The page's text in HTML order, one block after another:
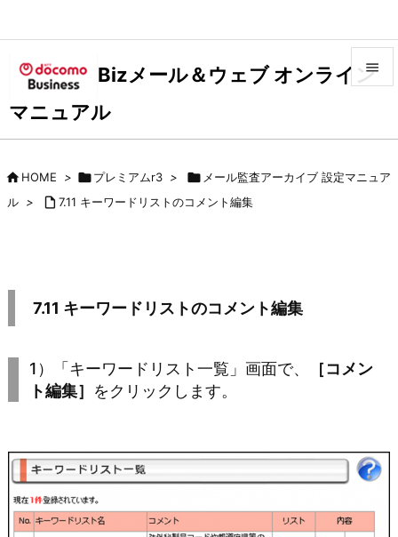
Bizメール＆ウェブ オンライン
マニュアル

HOME > プレミアムr3 >  メール監査アーカイブ 設定マニュア
ル >  7.11 キーワードリストのコメント編集
7.11 キーワードリストのコメント編集
1）「キーワードリスト一覧」画面で、
［コメン
ト編集］ をクリックします。